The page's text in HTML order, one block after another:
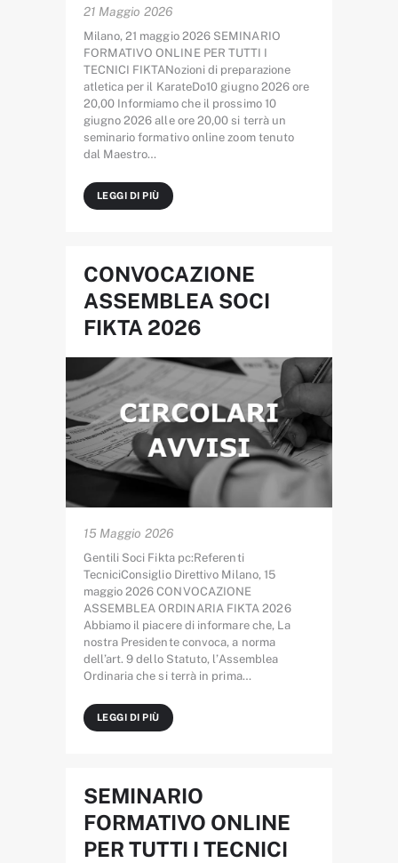
21 Maggio 2026
Milano, 21 maggio 2026 SEMINARIO
FORMATIVO ONLINE PER TUTTI I
TECNICI FIKTANozioni di preparazione
atletica per il KarateDo10 giugno 2026 ore
20,00 Informiamo che il prossimo 10
giugno 2026 alle ore 20,00 si terrà un
seminario formativo online zoom tenuto
dal Maestro…
LEGGI DI PIÙ
CONVOCAZIONE
ASSEMBLEA SOCI
FIKTA 2026
15 Maggio 2026
Gentili Soci Fikta pc:Referenti
TecniciConsiglio Direttivo Milano, 15
maggio 2026 CONVOCAZIONE
ASSEMBLEA ORDINARIA FIKTA 2026
Abbiamo il piacere di informare che, La
nostra Presidente convoca, a norma
dell’art. 9 dello Statuto, l’Assemblea
Ordinaria che si terrà in prima…
LEGGI DI PIÙ
SEMINARIO
FORMATIVO ONLINE
PER TUTTI I TECNICI